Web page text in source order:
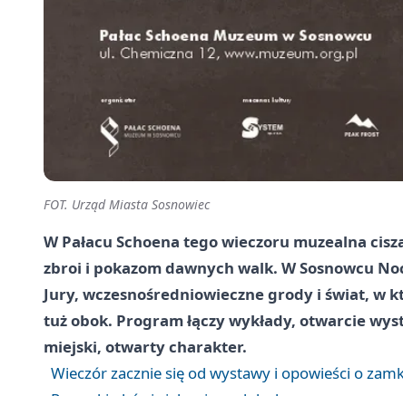
FOT. Urząd Miasta Sosnowiec
W Pałacu Schoena tego wieczoru muzealna
zbroi i pokazom dawnych walk. W Sosnowcu
Jury, wczesnośredniowieczne grody i świat, w
tuż obok. Program łączy wykłady, otwarcie
miejski, otwarty charakter.
Wieczór zacznie się od wystawy i opowieści o